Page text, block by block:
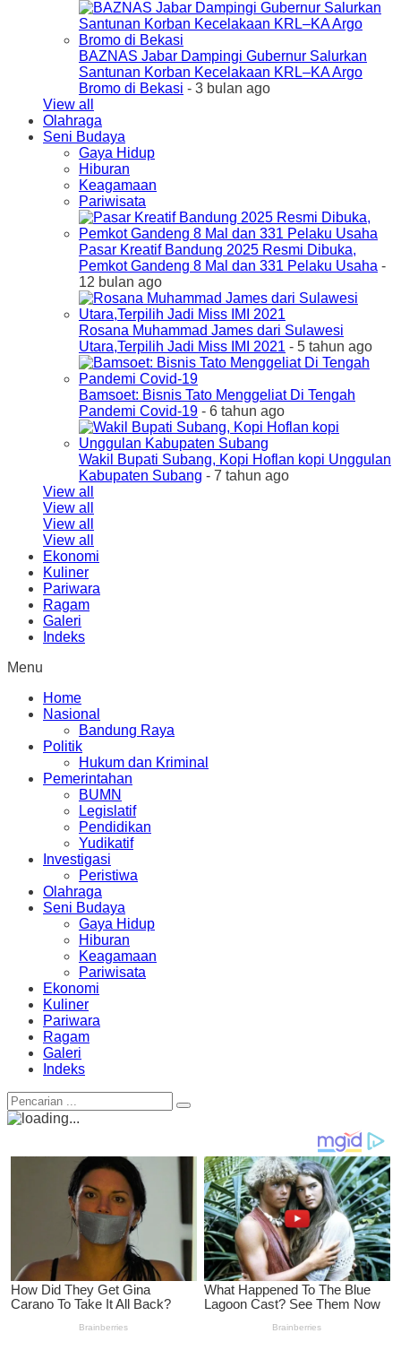
BAZNAS Jabar Dampingi Gubernur Salurkan
Santunan Korban Kecelakaan KRL–KA Argo
Bromo di Bekasi - 3 bulan ago
View all
Olahraga
Seni Budaya
Gaya Hidup
Hiburan
Keagamaan
Pariwisata
Pasar Kreatif Bandung 2025 Resmi Dibuka,
Pemkot Gandeng 8 Mal dan 331 Pelaku Usaha -
12 bulan ago
Rosana Muhammad James dari Sulawesi
Utara,Terpilih Jadi Miss IMI 2021 - 5 tahun ago
Bamsoet: Bisnis Tato Menggeliat Di Tengah
Pandemi Covid-19 - 6 tahun ago
Wakil Bupati Subang, Kopi Hoflan kopi Unggulan
Kabupaten Subang - 7 tahun ago
View all
View all
View all
View all
Ekonomi
Kuliner
Pariwara
Ragam
Galeri
Indeks
Menu
Home
Nasional
Bandung Raya
Politik
Hukum dan Kriminal
Pemerintahan
BUMN
Legislatif
Pendidikan
Yudikatif
Investigasi
Peristiwa
Olahraga
Seni Budaya
Gaya Hidup
Hiburan
Keagamaan
Pariwisata
Ekonomi
Kuliner
Pariwara
Ragam
Galeri
Indeks